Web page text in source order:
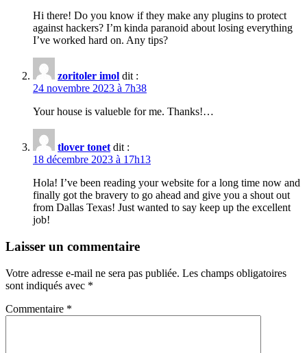
Hi there! Do you know if they make any plugins to protect
against hackers? I’m kinda paranoid about losing everything
I’ve worked hard on. Any tips?
zoritoler imol dit :
24 novembre 2023 à 7h38
Your house is valueble for me. Thanks!…
tlover tonet dit :
18 décembre 2023 à 17h13
Hola! I’ve been reading your website for a long time now and
finally got the bravery to go ahead and give you a shout out
from Dallas Texas! Just wanted to say keep up the excellent
job!
Laisser un commentaire
Votre adresse e-mail ne sera pas publiée. Les champs obligatoires
sont indiqués avec *
Commentaire *